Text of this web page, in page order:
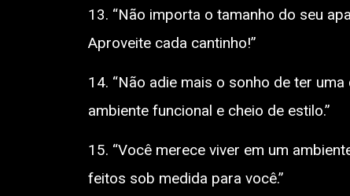
13. “Não importa o tamanho do seu
Aproveite cada cantinho!”
14. “Não adie mais o sonho de ter
ambiente funcional e cheio de estilo.”
15. “Você merece viver em um
feitos sob medida para você.”